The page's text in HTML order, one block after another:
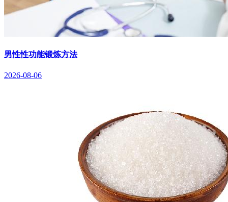
男性性功能锻炼方法
2026-08-06